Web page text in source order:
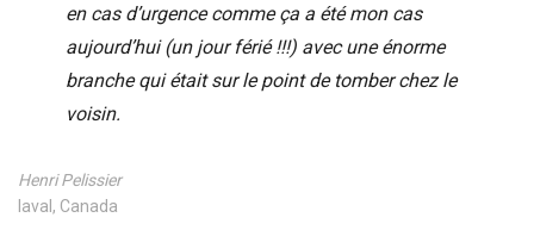
en cas d’urgence comme ça a été mon cas
aujourd’hui (un jour férié !!!) avec une énorme
branche qui était sur le point de tomber chez le
voisin.
Henri Pelissier
laval, Canada